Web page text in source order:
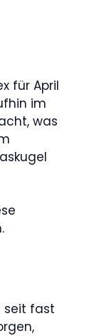
für April
im
was
seit fast